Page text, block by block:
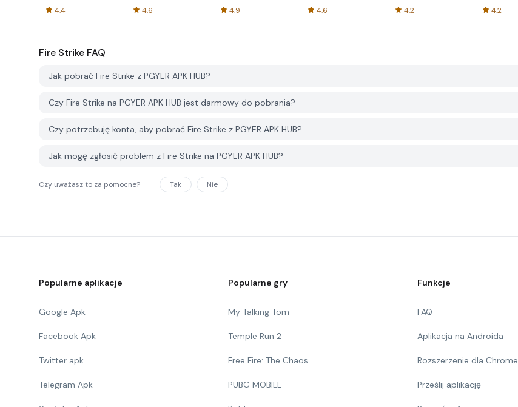
4.4
Spreadsheets
4.6 4.9 4.6 4.2 4.2
Fire Strike FAQ
Jak pobrać Fire Strike z PGYER APK HUB?
Czy Fire Strike na PGYER APK HUB jest darmowy do pobrania?
Czy potrzebuję konta, aby pobrać Fire Strike z PGYER APK HUB?
Jak mogę zgłosić problem z Fire Strike na PGYER APK HUB?
Czy uważasz to za pomocne? Tak Nie
Popularne aplikacje
Google Apk
Facebook Apk
Twitter apk
Telegram Apk
Popularne gry
My Talking Tom
Temple Run 2
Free Fire: The Chaos
PUBG MOBILE
Funkcje
FAQ
Aplikacja na Androida
Rozszerzenie dla Chrome
Prześlij aplikację